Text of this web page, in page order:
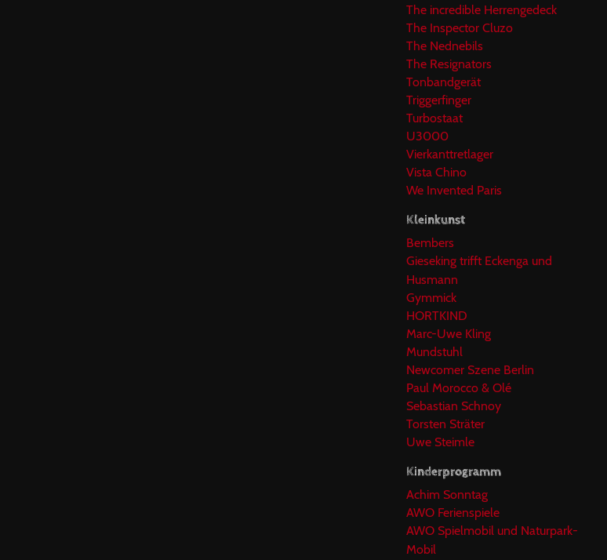
The incredible Herrengedeck
The Inspector Cluzo
The Nednebils
The Resignators
Tonbandgerät
Triggerfinger
Turbostaat
U3000
Vierkanttretlager
Vista Chino
We Invented Paris
Kleinkunst
Bembers
Gieseking trifft Eckenga und
Husmann
Gymmick
HORTKIND
Marc-Uwe Kling
Mundstuhl
Newcomer Szene Berlin
Paul Morocco & Olé
Sebastian Schnoy
Torsten Sträter
Uwe Steimle
Kinderprogramm
Achim Sonntag
AWO Ferienspiele
AWO Spielmobil und Naturpark-
Mobil